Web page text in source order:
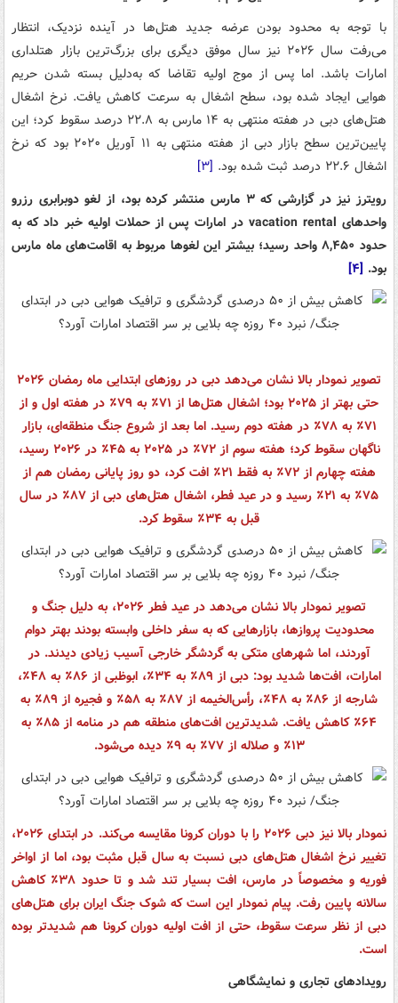
با توجه به محدود بودن عرضه جدید هتل‌ها در آینده نزدیک، انتظار
می‌رفت سال ۲۰۲۶ نیز سال موفق دیگری برای بزرگ‌ترین بازار هتلداری
امارات باشد. اما پس از موج اولیه تقاضا که به‌دلیل بسته شدن حریم
هوایی ایجاد شده بود، سطح اشغال به سرعت کاهش یافت. نرخ اشغال
هتل‌های دبی در هفته منتهی به ۱۴ مارس به ۲۲.۸ درصد سقوط کرد؛ این
پایین‌ترین سطح بازار دبی از هفته منتهی به ۱۱ آوریل ۲۰۲۰ بود که نرخ
اشغال ۲۲.۶ درصد ثبت شده بود.
[۳]
رویترز نیز در گزارشی که ۳ مارس منتشر کرده بود، از لغو دوبرابری رزرو
واحدهای vacation rental در امارات پس از حملات اولیه خبر داد که به
حدود ۸,۴۵۰ واحد رسید؛ بیشتر این لغوها مربوط به اقامت‌های ماه مارس
بود. [۴]
تصویر نمودار بالا نشان می‌دهد دبی در روزهای ابتدایی ماه رمضان ۲۰۲۶
حتی بهتر از ۲۰۲۵ بود؛ اشغال هتل‌ها از ۷۱٪ به ۷۹٪ در هفته اول و از
۷۱٪ به ۷۸٪ در هفته دوم رسید. اما بعد از شروع جنگ منطقه‌ای، بازار
ناگهان سقوط کرد؛ هفته سوم از ۷۲٪ در ۲۰۲۵ به ۴۵٪ در ۲۰۲۶ رسید،
هفته چهارم از ۷۲٪ به فقط ۲۱٪ افت کرد، دو روز پایانی رمضان هم از
۷۵٪ به ۲۱٪ رسید و در عید فطر، اشغال هتل‌های دبی از ۸۷٪ در سال
قبل به ۳۴٪ سقوط کرد.
تصویر نمودار بالا نشان می‌دهد در عید فطر ۲۰۲۶، به دلیل جنگ و
محدودیت پروازها، بازارهایی که به سفر داخلی وابسته بودند بهتر دوام
آوردند، اما شهرهای متکی به گردشگر خارجی آسیب زیادی دیدند. در
امارات، افت‌ها شدید بود: دبی از ۸۹٪ به ۳۴٪، ابوظبی از ۸۶٪ به ۴۸٪،
شارجه از ۸۶٪ به ۴۸٪، رأس‌الخیمه از ۸۷٪ به ۵۸٪ و فجیره از ۸۹٪ به
۶۴٪ کاهش یافت. شدیدترین افت‌های منطقه هم در منامه از ۸۵٪ به
۱۳٪ و صلاله از ۷۷٪ به ۹٪ دیده می‌شود.
نمودار بالا نیز دبی ۲۰۲۶ را با دوران کرونا مقایسه می‌کند. در ابتدای ۲۰۲۶،
تغییر نرخ اشغال هتل‌های دبی نسبت به سال قبل مثبت بود، اما از اواخر
فوریه و مخصوصاً در مارس، افت بسیار تند شد و تا حدود ۳۸٪ کاهش
سالانه پایین رفت. پیام نمودار این است که شوک جنگ ایران برای هتل‌های
دبی از نظر سرعت سقوط، حتی از افت اولیه دوران کرونا هم شدیدتر بوده
است.
رویدادهای تجاری و نمایشگاهی